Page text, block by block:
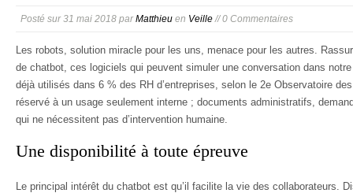
Posté sur31 mai 2018 parMatthieu en Veille// 0 Commentaires
Les robots, solution miracle pour les uns, menace pour les autres.
de chatbot, ces logiciels qui peuvent simuler une conversation dans
déjà utilisés dans 6 % des RH d’entreprises, selon le 2e Observatoire
réservé à un usage seulement interne ; documents administratifs,
qui ne nécessitent pas d’intervention humaine.
Une disponibilité à toute épreuve
Le principal intérêt du chatbot est qu’il facilite la vie des collaborateurs.